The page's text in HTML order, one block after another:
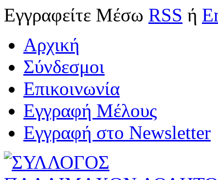
Εγγραφείτε Μέσω RSS ή
Αρχική
Σύνδεσμοι
Επικοινωνία
Εγγραφή Μέλους
Εγγραφή στο Newsletter